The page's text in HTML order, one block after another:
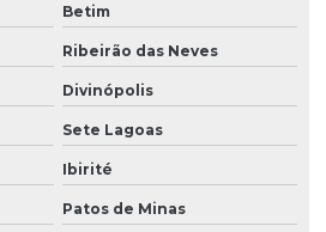
Betim
Ribeirão das Neves
Divinópolis
Sete Lagoas
Ibirité
Patos de Minas